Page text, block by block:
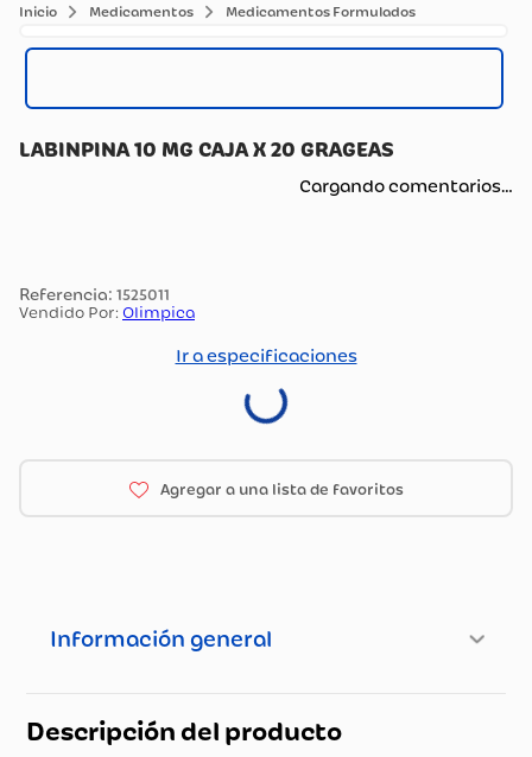
Medicamentos Medicamentos Formulados
LABINPINA 10 MG CAJA X 20 GRAGEAS
Cargando comentarios…
: 1525011
Vendido Por: Olimpica
Ir a especificaciones
Información general
Descripción del producto